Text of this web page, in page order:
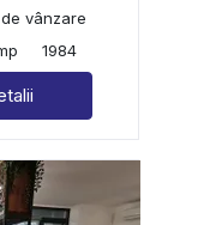
vânzare
1984